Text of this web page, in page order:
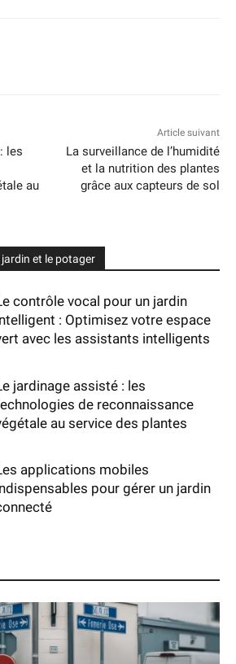
les
au
Article suivant
La surveillance de l’humidité
et la nutrition des plantes
grâce aux capteurs de sol
et le potager
contrôle vocal pour un jardin
: Optimisez votre espace
avec les assistants intelligents
jardinage assisté : les
de reconnaissance
au service des plantes
applications mobiles
pour gérer un jardin